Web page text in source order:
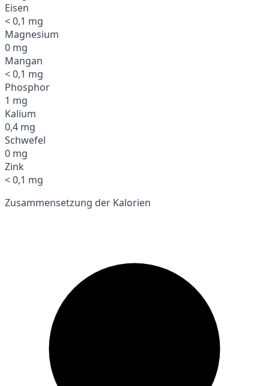
Eisen
< 0,1 mg
Magnesium
0 mg
Mangan
< 0,1 mg
Phosphor
1 mg
Kalium
0,4 mg
Schwefel
0 mg
Zink
< 0,1 mg
Zusammensetzung der Kalorien